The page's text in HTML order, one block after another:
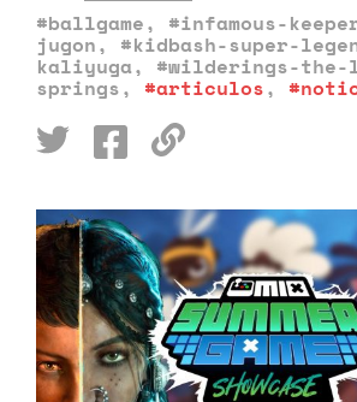
#ballgame, #infamous-
jugon, #kidbash-super-
kaliyuga, #wilderings-
springs, #articulos,